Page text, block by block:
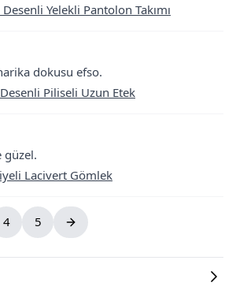
Yelekli Pantolon Takımı
dokusu efso.
Piliseli Uzun Etek
güzel.
Lacivert Gömlek
4 5